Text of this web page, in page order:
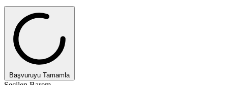
Başvuruyu Tamamla